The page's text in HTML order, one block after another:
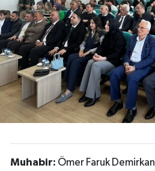
Muhabir: Ömer Faruk Demirkan